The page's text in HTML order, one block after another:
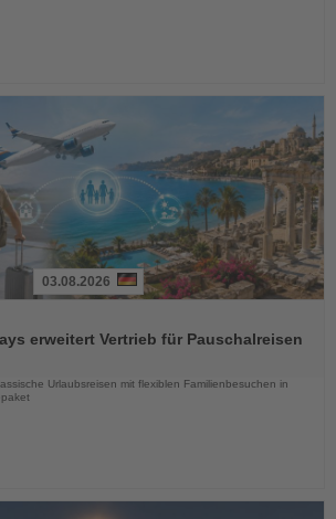
03.08.2026
erweitert Vertrieb für Pauschalreisen
Urlaubsreisen mit flexiblen Familienbesuchen in